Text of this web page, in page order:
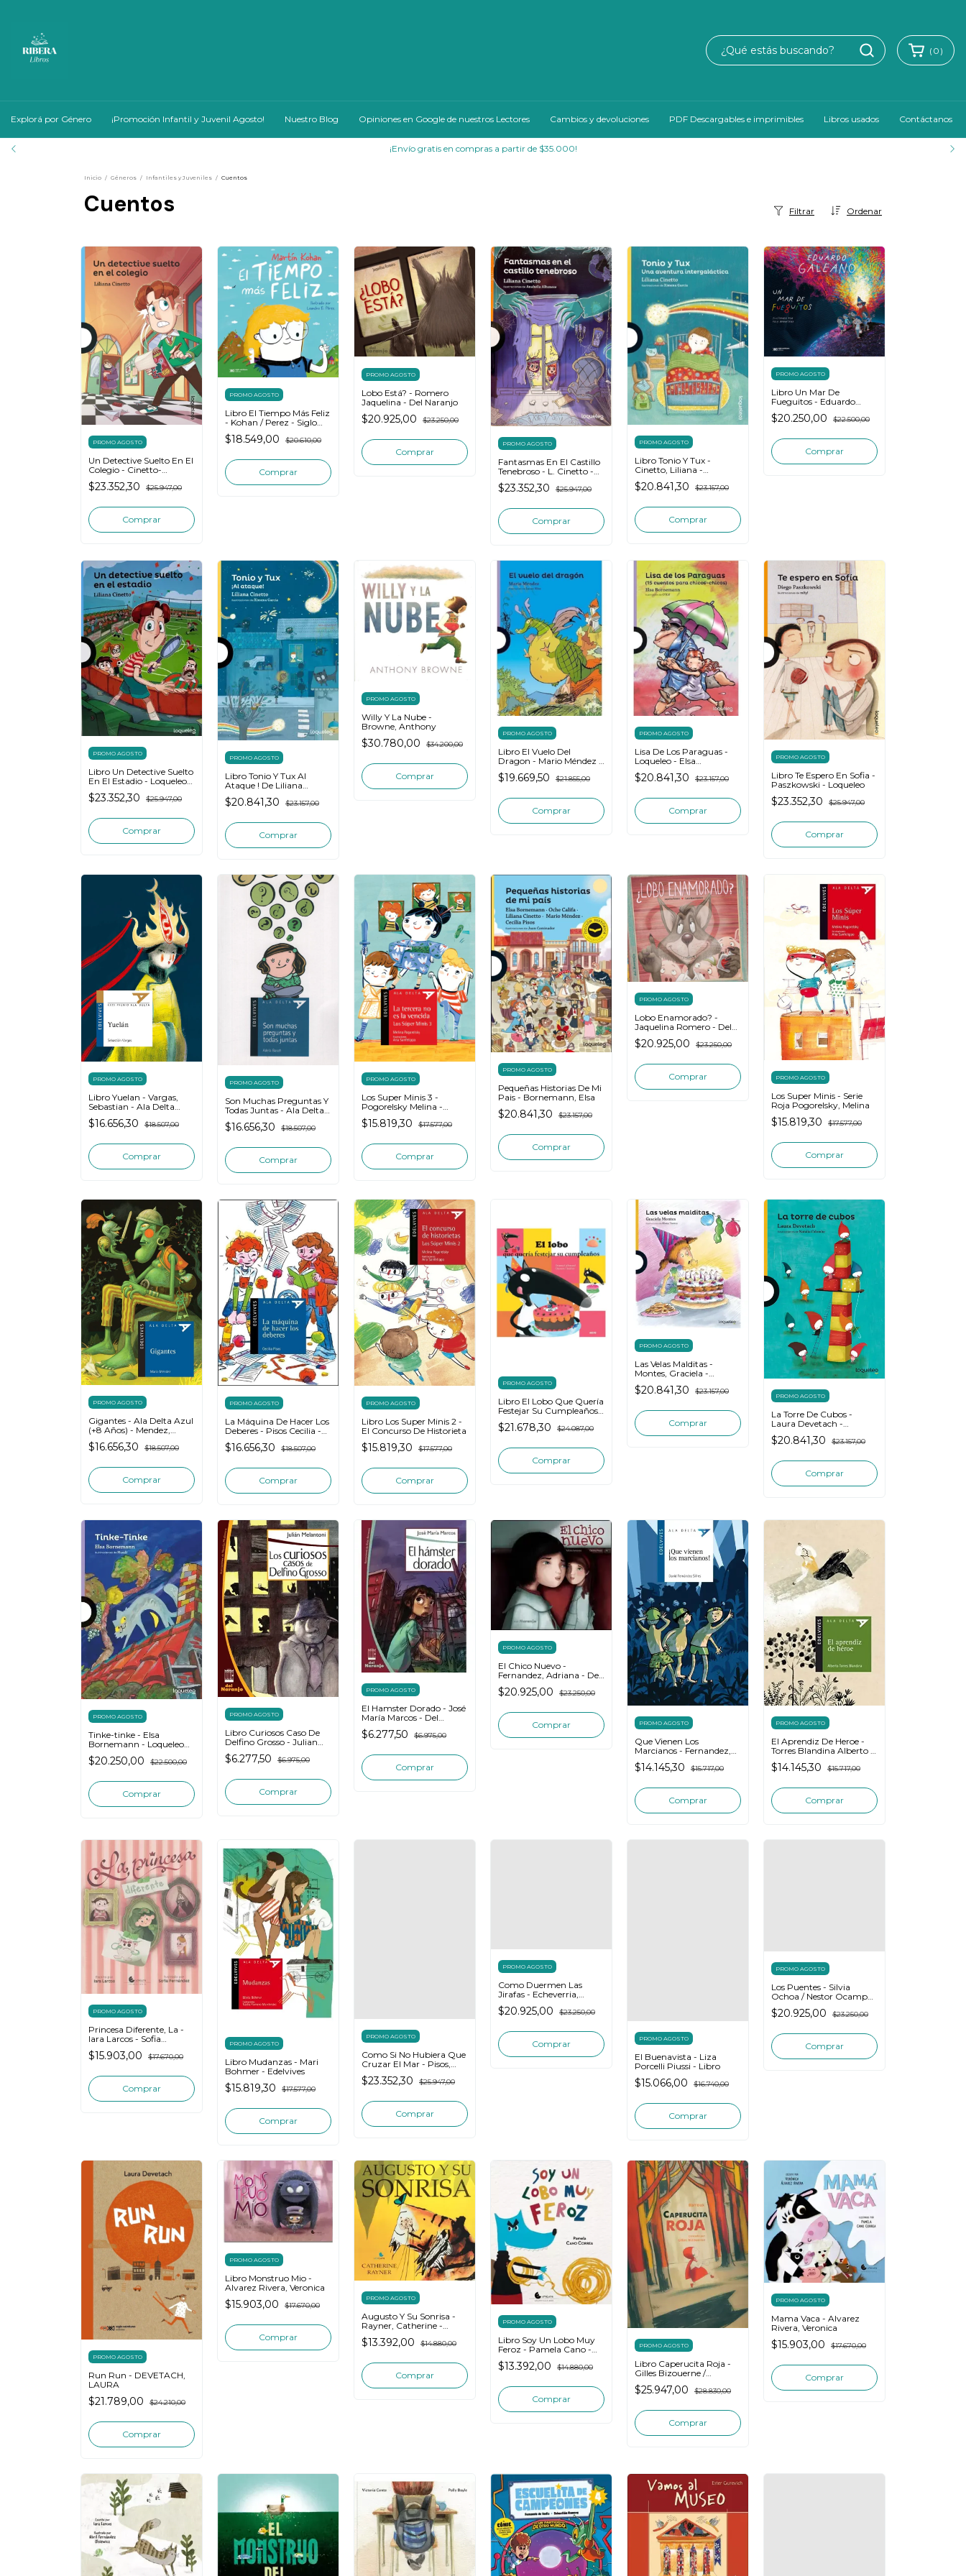
¡Envío gratis en compras a partir de $35.000!
( 0 )
Explorá por Género ¡Promoción Infantil y Juvenil Agosto! Nuestro Blog Opiniones en Google de nuestros Lectores Cambios y devoluciones PDF Descargables e imprimibles Libros usados Contáctanos
Inicio / Géneros / Infantiles y Juveniles / Cuentos
Cuentos Ordenar
Filtrar
PROMO AGOSTO
Un Detective Suelto En El
Colegio - Cinetto-
Loqueleo
$23.352,30 $25.947,00
PROMO AGOSTO
Libro El Tiempo Más Feliz
- Kohan / Perez - Siglo
XXI Editores
$18.549,00 $20.610,00
PROMO AGOSTO
Lobo Está? - Romero
Jaquelina - Del Naranjo
$20.925,00 $23.250,00
PROMO AGOSTO
Fantasmas En El Castillo
Tenebroso - L. Cinetto -
Loqueleo
$23.352,30 $25.947,00
PROMO AGOSTO
Libro Tonio Y Tux -
Cinetto, Liliana -
Loqueleo
$20.841,30 $23.157,00
PROMO AGOSTO
Libro Un Mar De
Fueguitos - Eduardo
Galeano / Poly Bernatene
$20.250,00 $22.500,00
PROMO AGOSTO
Libro Un Detective Suelto
En El Estadio - Loqueleo
Azul
$23.352,30 $25.947,00
PROMO AGOSTO
Libro Tonio Y Tux Al
Ataque ! De Liliana
Cinetto
$20.841,30 $23.157,00
PROMO AGOSTO
Willy Y La Nube -
Browne, Anthony
$30.780,00 $34.200,00
PROMO AGOSTO
Libro El Vuelo Del
Dragon - Mario Méndez -
Loqueleo
$19.669,50 $21.855,00
PROMO AGOSTO
Lisa De Los Paraguas -
Loqueleo - Elsa
Bornemann
$20.841,30 $23.157,00
PROMO AGOSTO
Libro Te Espero En Sofia -
Paszkowski - Loqueleo
$23.352,30 $25.947,00
PROMO AGOSTO
Libro Yuelan - Vargas,
Sebastian - Ala Delta
Azul - Edelvives
$16.656,30 $18.507,00
PROMO AGOSTO
Son Muchas Preguntas Y
Todas Juntas - Ala Delta
Azul (+8 Año
$16.656,30 $18.507,00
PROMO AGOSTO
Los Super Minis 3 -
Pogorelsky Melina -
Edelvives
$15.819,30 $17.577,00
PROMO AGOSTO
Pequeñas Historias De Mi
Pais - Bornemann, Elsa
$20.841,30 $23.157,00
PROMO AGOSTO
Lobo Enamorado? -
Jaquelina Romero - Del
Naranjo
$20.925,00 $23.250,00
PROMO AGOSTO
Los Super Minis - Serie
Roja Pogorelsky, Melina
$15.819,30 $17.577,00
PROMO AGOSTO
Gigantes - Ala Delta Azul
(+8 Años) - Mendez,
Mario
$16.656,30 $18.507,00
PROMO AGOSTO
La Máquina De Hacer Los
Deberes - Pisos Cecilia -
Edelvives
$16.656,30 $18.507,00
PROMO AGOSTO
Libro Los Super Minis 2 -
El Concurso De Historieta
$15.819,30 $17.577,00
PROMO AGOSTO
Libro El Lobo Que Quería
Festejar Su Cumpleaños -
Lallemand
$21.678,30 $24.087,00
PROMO AGOSTO
Las Velas Malditas -
Montes, Graciela -
Loqueleo Amarilla
$20.841,30 $23.157,00
PROMO AGOSTO
La Torre De Cubos -
Laura Devetach -
Loqueleo Amarilla
$20.841,30 $23.157,00
PROMO AGOSTO
Tinke-tinke - Elsa
Bornemann - Loqueleo
Morada
$20.250,00 $22.500,00
PROMO AGOSTO
Libro Curiosos Caso De
Delfino Grosso - Julian
Melantoni
$6.277,50 $6.975,00
PROMO AGOSTO
El Hamster Dorado - José
María Marcos - Del
Naranjo
$6.277,50 $6.975,00
PROMO AGOSTO
El Chico Nuevo -
Fernandez, Adriana - Del
Naranjo
$20.925,00 $23.250,00
PROMO AGOSTO
Que Vienen Los
Marcianos - Fernandez,
David - Edelvives
$14.145,30 $15.717,00
PROMO AGOSTO
El Aprendiz De Heroe -
Torres Blandina Alberto -
Edelvives
$14.145,30 $15.717,00
PROMO AGOSTO
Princesa Diferente, La -
Iara Larcos - Sofia
Fernandez
$15.903,00 $17.670,00
PROMO AGOSTO
Libro Mudanzas - Mari
Bohmer - Edelvives
$15.819,30 $17.577,00
PROMO AGOSTO
Como Si No Hubiera Que
Cruzar El Mar - Pisos,
Cecilia
$23.352,30 $25.947,00
PROMO AGOSTO
Como Duermen Las
Jirafas - Echeverria,
Karina
$20.925,00 $23.250,00
PROMO AGOSTO
El Buenavista - Liza
Porcelli Piussi - Libro
$15.066,00 $16.740,00
PROMO AGOSTO
Los Puentes - Silvia
Ochoa / Nestor Ocampo
- Libro Infantil
$20.925,00 $23.250,00
PROMO AGOSTO
Run Run - DEVETACH,
LAURA
$21.789,00 $24.210,00
PROMO AGOSTO
Libro Monstruo Mio -
Alvarez Rivera, Veronica
$15.903,00 $17.670,00
PROMO AGOSTO
Augusto Y Su Sonrisa -
Rayner, Catherine -
Unaluna
$13.392,00 $14.880,00
PROMO AGOSTO
Libro Soy Un Lobo Muy
Feroz - Pamela Cano -
Unaluna
$13.392,00 $14.880,00
PROMO AGOSTO
Libro Caperucita Roja -
Gilles Bizouerne /
Barroux
$25.947,00 $28.830,00
PROMO AGOSTO
Mama Vaca - Alvarez
Rivera, Veronica
$15.903,00 $17.670,00